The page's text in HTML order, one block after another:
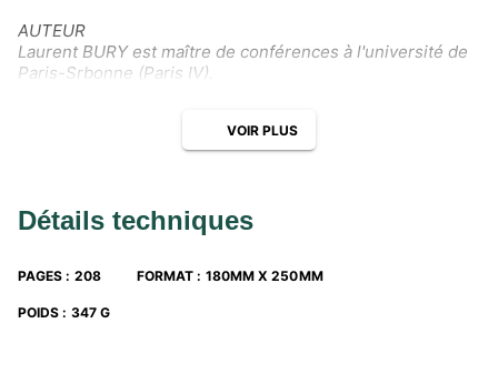
AUTEUR
Laurent BURY est maître de conférences à l'université de
Paris-Srbonne (Paris IV).
VOIR PLUS
Détails techniques
PAGES : 208 FORMAT : 180MM X 250MM
POIDS : 347 G